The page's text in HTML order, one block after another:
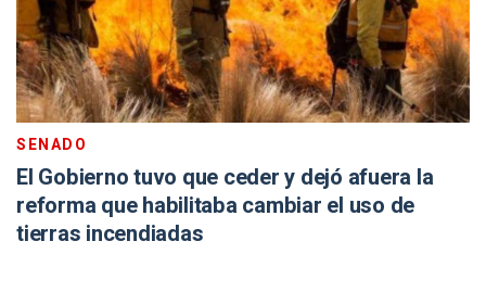
SENADO
El Gobierno tuvo que ceder y dejó afuera la
reforma que habilitaba cambiar el uso de
tierras incendiadas